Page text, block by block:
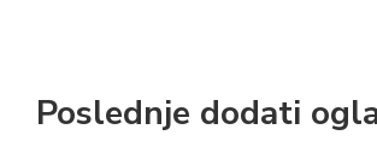
Poslednje dodati